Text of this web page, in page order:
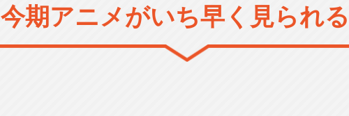
今期アニメがいち早く見られる